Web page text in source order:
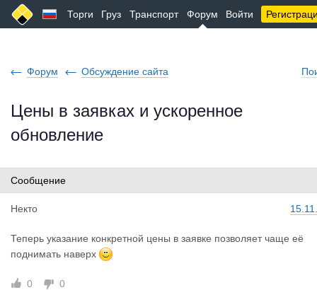
Торги Груз Транспорт Форум Войти
Форум Обсуждение сайта
Цены в заявках и ускоренное
обновление
Сообщение
Некто
Теперь указание конкретной цены в заявке позволяет чаще её
поднимать наверх
0 0